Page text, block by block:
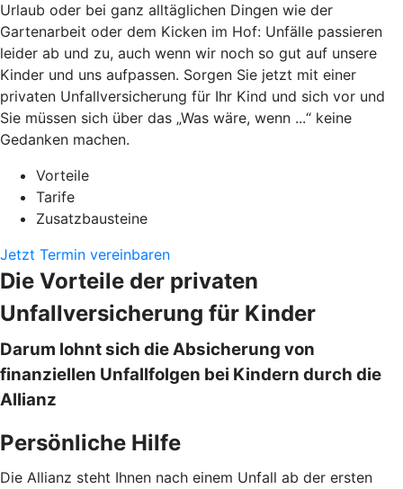
Urlaub oder bei ganz alltäglichen Dingen wie der
Gartenarbeit oder dem Kicken im Hof: Unfälle passieren
leider ab und zu, auch wenn wir noch so gut auf unsere
Kinder und uns aufpassen. Sorgen Sie jetzt mit einer
privaten Unfallversicherung für Ihr Kind und sich vor und
Sie müssen sich über das „Was wäre, wenn ...“ keine
Gedanken machen.
Vorteile
Tarife
Zusatzbausteine
Jetzt Termin vereinbaren
Die Vorteile der privaten
Unfallversicherung für Kinder
Darum lohnt sich die Absicherung von
finanziellen Unfallfolgen bei Kindern durch die
Allianz
Persönliche Hilfe
Die Allianz steht Ihnen nach einem Unfall ab der ersten